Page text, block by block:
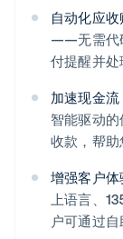
自动化应收
——无需代
付提醒并处
加速现金流
智能驱动
收款，帮助
增强客户体
上语言、
户可通过自
阿联酋
English
爱尔兰
English